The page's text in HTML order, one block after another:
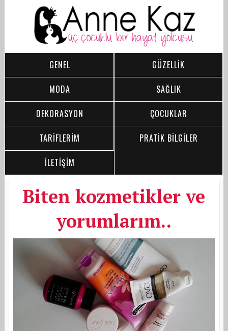
GENEL
GÜZELLİK
MODA
SAĞLIK
DEKORASYON
ÇOCUKLAR
TARİFLERİM
PRATİK BİLGİLER
İLETİŞİM
Biten kozmetikler ve
yorumlarım..